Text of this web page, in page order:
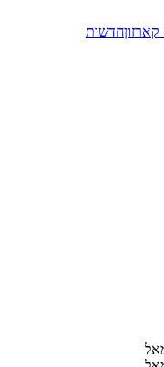
חדשות